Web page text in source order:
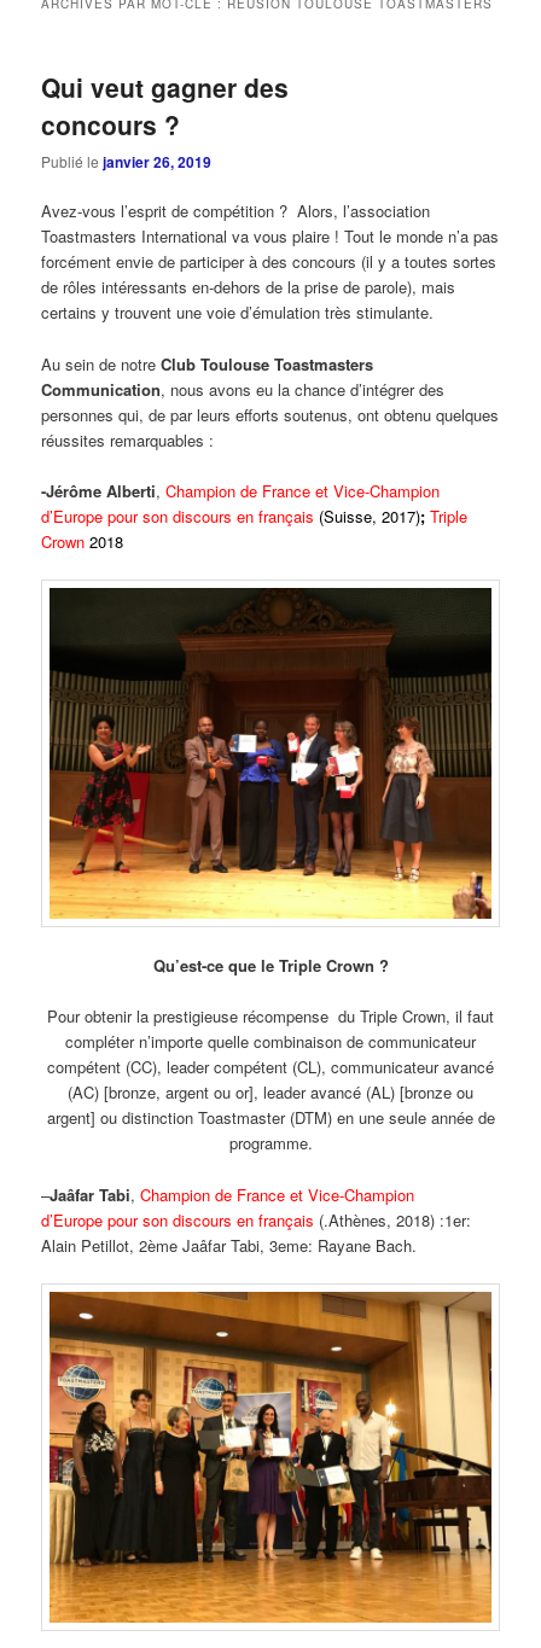
ARCHIVES PAR MOT-CLÉ : RÉUSION TOULOUSE TOASTMASTERS
Qui veut gagner des
concours ?
Publié lejanvier 26, 2019
Avez-vous l’esprit de compétition ? Alors, l’association
Toastmasters International va vous plaire ! Tout le monde n’a pas
forcément envie de participer à des concours (il y a toutes sortes
de rôles intéressants en-dehors de la prise de parole), mais
certains y trouvent une voie d’émulation très stimulante.
Au sein de notreClub Toulouse Toastmasters
Communication, nous avons eu la chance d’intégrer des
personnes qui, de par leurs efforts soutenus, ont obtenu quelques
réussites remarquables :
-Jérôme Alberti,Champion de France et Vice-Champion
d’Europepour son discours en français (Suisse, 2017); Triple
Crown2018
Qu’est-ce que le Triple Crown ?
Pour obtenir la prestigieuse récompense du Triple Crown, il faut
compléter n’importe quelle combinaison de communicateur
compétent (CC), leader compétent (CL), communicateur avancé
(AC) [bronze, argent ou or], leader avancé (AL) [bronze ou
argent] ou distinction Toastmaster (DTM) en une seule année de
programme.
–Jaâfar Tabi,Champion de France et Vice-Champion
d’Europe pour son discours en français (.Athènes, 2018) :1er:
Alain Petillot, 2ème Jaâfar Tabi, 3eme: Rayane Bach.